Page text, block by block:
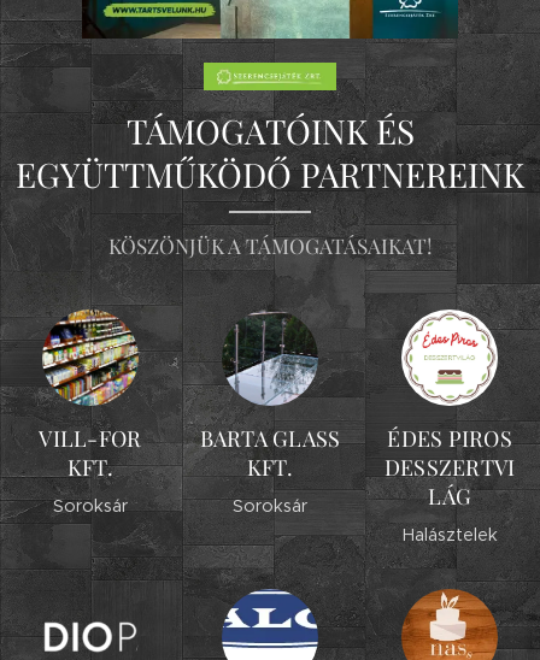
TÁMOGATÓINK ÉS
EGYÜTTMŰKÖDŐ PARTNEREINK
KÖSZÖNJÜK A TÁMOGATÁSAIKAT!
VILL-FOR
KFT.
Soroksár
BARTA GLASS
KFT.
Soroksár
ÉDES PIROS
DESSZERTVI
LÁG
Halásztelek